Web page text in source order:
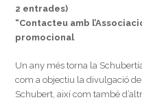
2 entrades)
“Contacteu amb
promocional
Un any més torna la
com a objectiu la divulgació
Schubert, així com també